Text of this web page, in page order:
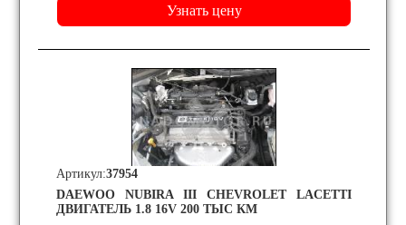
DAEWOO NUBIRA III CHEVROLET LACETTI
ДВИГАТЕЛЬ 1.8 16V 200 ТЫС КМ
Артикул:37954